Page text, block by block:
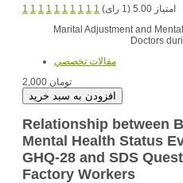
1 1 1 1 1 1 1 1 1 1
امتیاز 5.00 (1 رای)
Marital Adjustment and
Doctors
مقالات تخصصي
2,000 تومان
Relationship between
Mental Health Status
GHQ-28 and SDS
Factory Workers